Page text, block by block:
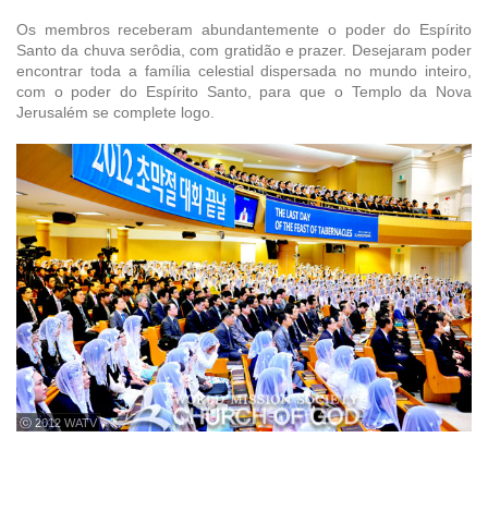
Os membros receberam abundantemente o poder do Espírito
Santo da chuva serôdia, com gratidão e prazer. Desejaram poder
encontrar toda a família celestial dispersada no mundo inteiro,
com o poder do Espírito Santo, para que o Templo da Nova
Jerusalém se complete logo.
ⓒ 2012 WATV